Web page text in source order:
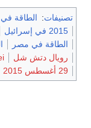
تصنيفات: الطاقة
2015 في إسرائيل
الطاقة في مصر
رويال دتش شل
29 أغسطس 2015